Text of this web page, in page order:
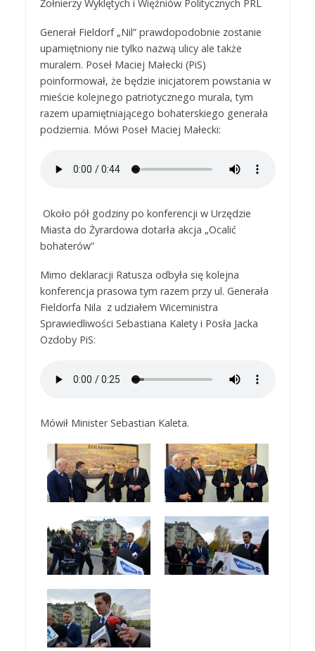
Żołnierzy Wyklętych i Więźniów Politycznych PRL
Generał Fieldorf „Nil” prawdopodobnie zostanie
upamiętniony nie tylko nazwą ulicy ale także
muralem. Poseł Maciej Małecki (PiS)
poinformował, że będzie inicjatorem powstania w
mieście kolejnego patriotycznego murala, tym
razem upamiętniającego bohaterskiego generała
podziemia. Mówi Poseł Maciej Małecki:
Około pół godziny po konferencji w Urzędzie
Miasta do Żyrardowa dotarła akcja „Ocalić
bohaterów”
Mimo deklaracji Ratusza odbyła się kolejna
konferencja prasowa tym razem przy ul. Generała
Fieldorfa Nila z udziałem Wiceministra
Sprawiedliwości Sebastiana Kalety i Posła Jacka
Ozdoby PiS:
Mówił Minister Sebastian Kaleta.